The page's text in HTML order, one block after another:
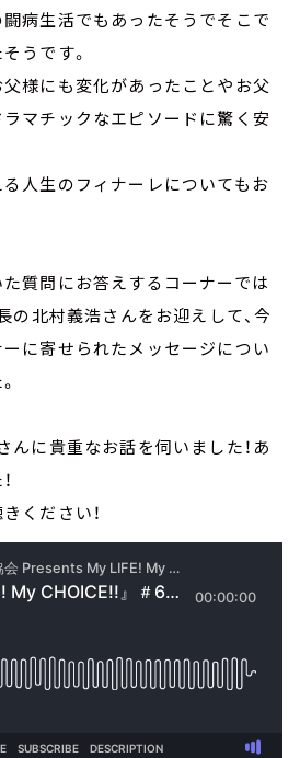
病生活でもあったそうでそこで
うです。
様にも変化があったことやお父
マチックなエピソードに驚く安
人生のフィナーレについてもお
質問にお答えするコーナーでは
の北村義浩さんをお迎えして、今
に寄せられたメッセージについ
んに貴重なお話を伺いました！あ
ください！